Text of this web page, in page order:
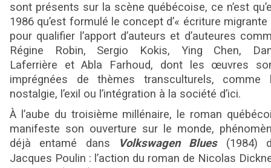
sont présents sur la scène québécoise, ce n’est
1986 qu’est formulé le concept d’« écriture migrante
pour qualifier l’apport d’auteurs et d’auteures
Régine Robin, Sergio Kokis, Ying Chen,
Laferrière et Abla Farhoud, dont les œuvres
imprégnées de thèmes transculturels, comme
nostalgie, l’exil ou l’intégration à la société d’ici.
À l’aube du troisième millénaire, le roman
manifeste son ouverture sur le monde,
déjà entamé dans
Volkswagen Blues(1984)
Jacques Poulin : l’action du roman de Nicolas